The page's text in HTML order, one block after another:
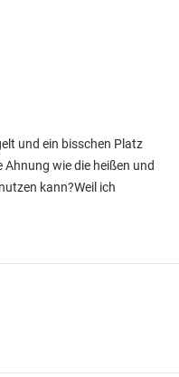
und ein bisschen Platz
wie die heißen und
kann?Weil ich